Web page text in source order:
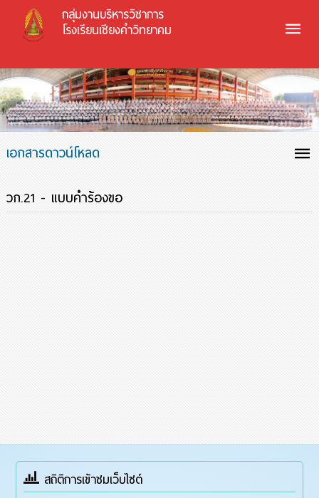
กลุ่มงานบริหารวิชาการ
โรงเรียนเชียงคำวิทยาคม
เอกสารดาวน์โหลด
วก.21 - แบบคำร้องขอ
สถิติการเข้าชมเว็บไซต์